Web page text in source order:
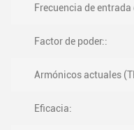
Frecuencia de entrada
Factor de poder::
Armónicos actuales
Eficacia: